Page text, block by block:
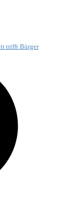
trifft Bürger